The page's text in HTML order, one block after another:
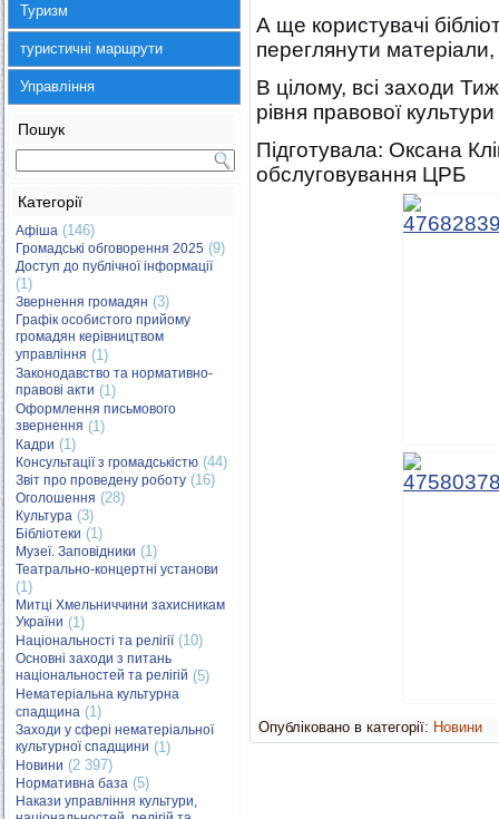
Туризм
туристичні маршрути
Управління
Пошук
Категорії
Афіша (146)
Громадські обговорення 2025 (9)
Доступ до публічної інформації
(1)
Звернення громадян (3)
Графік особистого прийому
громадян керівництвом
управління (1)
Законодавство та нормативно-
правові акти (1)
Оформлення письмового
звернення (1)
Кадри (1)
Консультації з громадськістю (44)
Звіт про проведену роботу (16)
Оголошення (28)
Культура (3)
Бібліотеки (1)
Музеї. Заповідники (1)
Театрально-концертні установи
(1)
Митці Хмельниччини захисникам
України (1)
Національності та релігії(10)
Основні заходи з питань
національностей та релігій (5)
Нематеріальна культурна
спадщина (1)
Заходи у сфері нематеріальної
культурної спадщини (1)
Новини (2 397)
Нормативна база (5)
Накази управління культури,
А ще користувачі
переглянути
В цілому, всі заходи
рівня правової
Підготувала: Оксана
обслуговування ЦРБ
Опубліковано в категорії: Новини